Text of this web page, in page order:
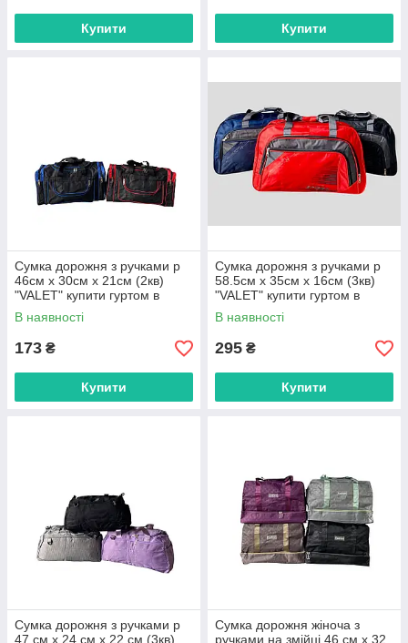
Купити Купити
Сумка дорожня з ручками р
46см х 30см х 21см (2кв)
"VALET" купити гуртом в
Одесі на 7 км
В наявності
173 ₴
Купити
Сумка дорожня з ручками р
58.5см х 35см х 16см (3кв)
"VALET" купити гуртом в
Одесі на 7 км
В наявності
295 ₴
Купити
Сумка дорожня з ручками р
47 см х 24 см х 22 см (3кв)
Сумка дорожня жіноча з
ручками на змійці 46 см х 32